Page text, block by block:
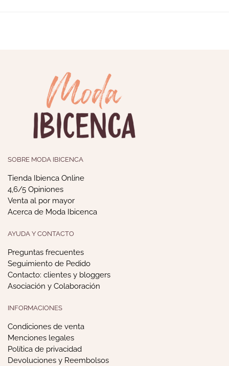
SOBRE MODA IBICENCA
Tienda Ibienca Online
4,6/5 Opiniones
Venta al por mayor
Acerca de Moda Ibicenca
AYUDA Y CONTACTO
Preguntas frecuentes
Seguimiento de Pedido
Contacto: clientes y bloggers
Asociación y Colaboración
INFORMACIONES
Condiciones de venta
Menciones legales
Política de privacidad
Devoluciones y Reembolsos